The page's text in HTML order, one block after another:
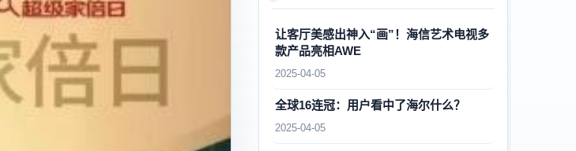
让客厅美感出神入“画”！海信艺术电视多
款产品亮相AWE
2025-04-05
全球16连冠：用户看中了海尔什么？
2025-04-05